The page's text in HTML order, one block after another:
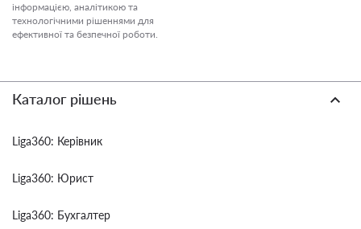
інформацією, аналітикою та
технологічними рішеннями для
ефективної та безпечної роботи.
Каталог рішень
Liga360: Керівник
Liga360: Юрист
Liga360: Бухгалтер